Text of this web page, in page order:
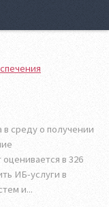
среду о получении
в 326
ИБ-услуги в
и...